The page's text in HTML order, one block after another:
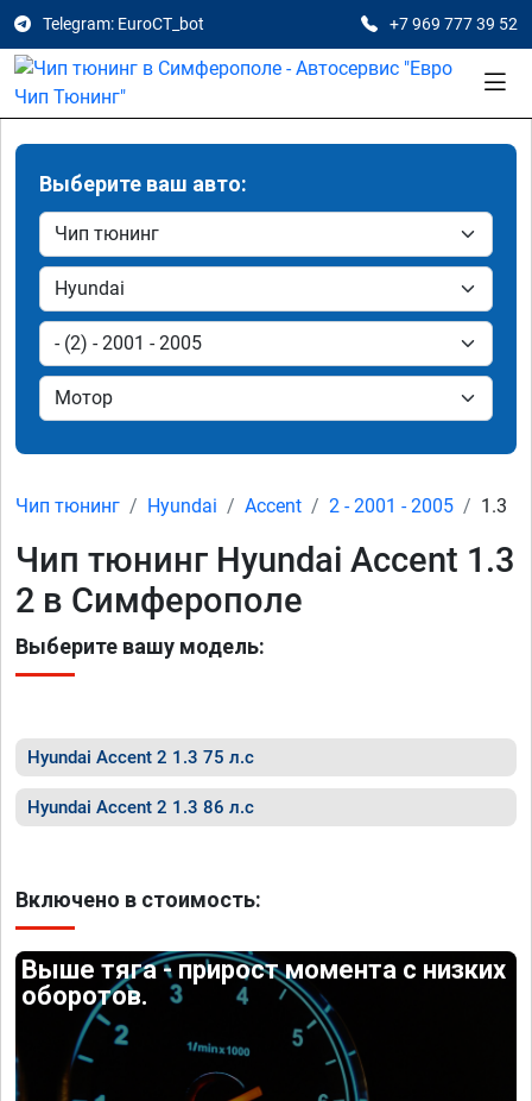
Telegram: EuroCT_bot +7 969 777 39 52
Выберите ваш авто:
Чип тюнинг Hyundai Accent 2 - 2001 - 2005 1.3
Чип тюнинг Hyundai Accent 1.3
2 в Симферополе
Выберите вашу модель:
Hyundai Accent 2 1.3 75 л.с
Hyundai Accent 2 1.3 86 л.с
Включено в стоимость:
Выше тяга - прирост момента с низких
оборотов.